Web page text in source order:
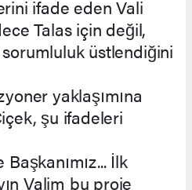
ifade eden Vali
Talas için değil,
üstlendiğini
yaklaşımına
şu ifadeleri
İlk
Valim bu proje